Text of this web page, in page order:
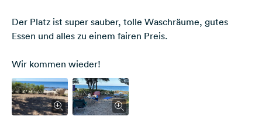
Der Platz ist super sauber, tolle Waschräume, gutes
Essen und alles zu einem fairen Preis.
Wir kommen wieder!